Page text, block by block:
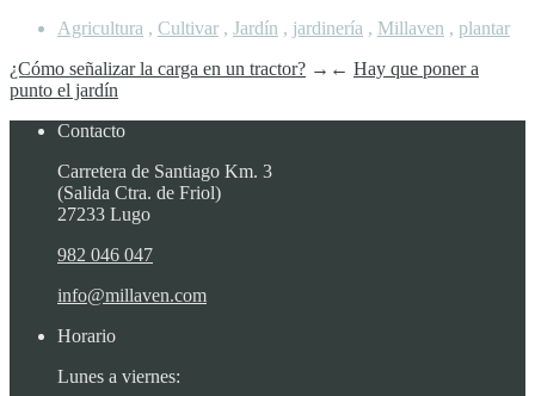
Agricultura , Cultivar , Jardín , jardinería , Millaven , plantar
¿Cómo señalizar la carga en un tractor? → ← Hay que poner a
punto el jardín
Contacto
Carretera de Santiago Km. 3
(Salida Ctra. de Friol)
27233 Lugo
982 046 047
info@millaven.com
Horario
Lunes a viernes: